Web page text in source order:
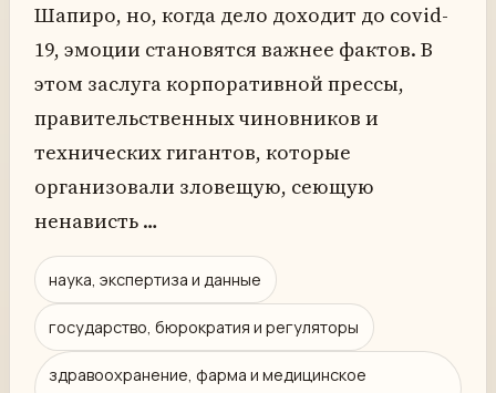
Шапиро, но, когда дело доходит до covid-
19, эмоции становятся важнее фактов. В
этом заслуга корпоративной прессы,
правительственных чиновников и
технических гигантов, которые
организовали зловещую, сеющую
ненависть …
наука, экспертиза и данные
государство, бюрократия и регуляторы
здравоохранение, фарма и медицинское